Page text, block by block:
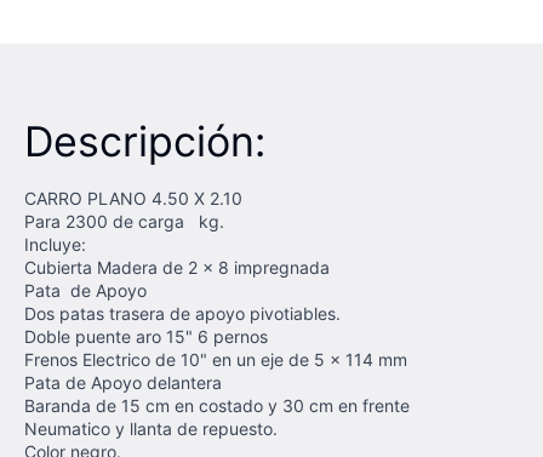
Descripción:
CARRO PLANO 4.50 X 2.10
Para 2300 de carga kg.
Incluye:
Cubierta Madera de 2 x 8 impregnada
Pata de Apoyo
Dos patas trasera de apoyo pivotiables.
Doble puente aro 15" 6 pernos
Frenos Electrico de 10" en un eje de 5 x 114 mm
Pata de Apoyo delantera
Baranda de 15 cm en costado y 30 cm en frente
Neumatico y llanta de repuesto.
Color negro.